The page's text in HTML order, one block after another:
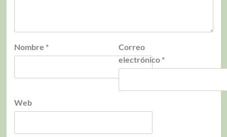
Nombre *
Correo
electrónico *
Web